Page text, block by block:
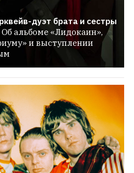
дуэт брата и сестры
Об альбоме «Лидокаин»,
и выступлении